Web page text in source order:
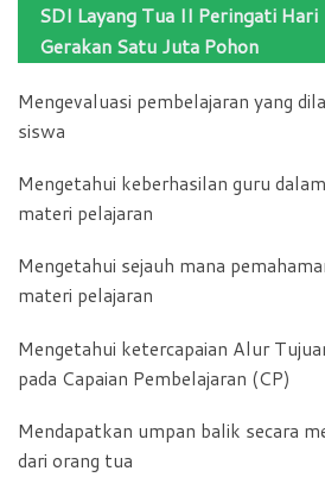
SDI Layang Tua II Peringati Hari
Gerakan Satu Juta Pohon
Mengevaluasi pembelajaran yang
siswa
Mengetahui keberhasilan guru
materi pelajaran
Mengetahui sejauh mana
materi pelajaran
Mengetahui ketercapaian Alur
pada Capaian Pembelajaran (CP)
Mendapatkan umpan balik secara
dari orang tua